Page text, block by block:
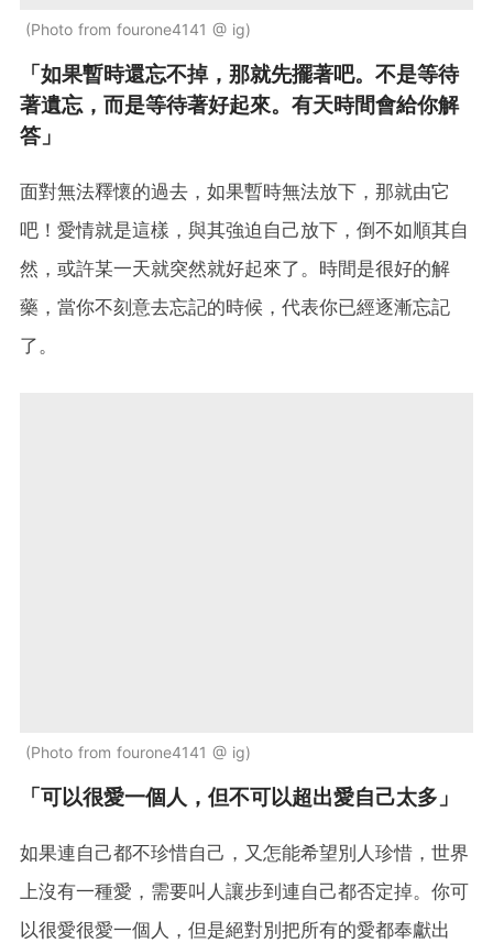
Photo from fourone4141 @ ig
「如果暫時還忘不掉，那就先擺著吧。不是等待
著遺忘，而是等待著好起來。有天時間會給你解
答」
面對無法釋懷的過去，如果暫時無法放下，那就由它
吧！愛情就是這樣，與其強迫自己放下，倒不如順其自
然，或許某一天就突然就好起來了。時間是很好的解
藥，當你不刻意去忘記的時候，代表你已經逐漸忘記
了。
Photo from fourone4141 @ ig
「可以很愛一個人，但不可以超出愛自己太多」
如果連自己都不珍惜自己，又怎能希望別人珍惜，世界
上沒有一種愛，需要叫人讓步到連自己都否定掉。你可
以很愛很愛一個人，但是絕對別把所有的愛都奉獻出